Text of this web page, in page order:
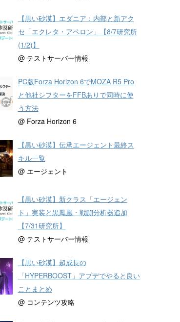
【黒い砂漠】エダニア：内部と新アク
セ「エクレタ・アペロン」【8/7研究所
(1/2)】
@ テストサーバー情報
PC版Forza Horizon 6でMOZA R5 Pro
と他社シフターをFFBありで同時に使
う方法
@ Forza Horizon 6
【黒い砂漠】伝承エージェント最終ス
キル一覧
@ エージェント
【黒い砂漠】新クラス「エージェン
ト」実装と黒鳳凰・戦闘分析器追加
【7/31研究所】
@ テストサーバー情報
【黒い砂漠】超成長の
「HYPERBOOST」アプデでやると良い
ことまとめ
@ コンテンツ攻略